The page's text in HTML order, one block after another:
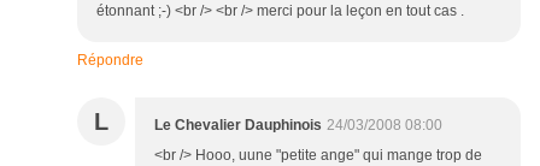
étonnant ;-) <br /> <br /> merci pour la leçon en tout cas .
Répondre
L Le Chevalier Dauphinois 24/03/2008 08:00
<br /> Hooo, uune "petite ange" qui mange trop de